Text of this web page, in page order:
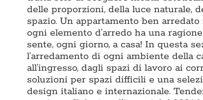
delle proporzioni, della luce naturale,
spazio. Un appartamento ben
ogni elemento d’arredo ha una
sente, ogni giorno, a casa! In questa
l’arredamento di ogni ambiente della
all’ingresso, dagli spazi di lavoro ai
soluzioni per spazi difficili e una
design italiano e internazionale.